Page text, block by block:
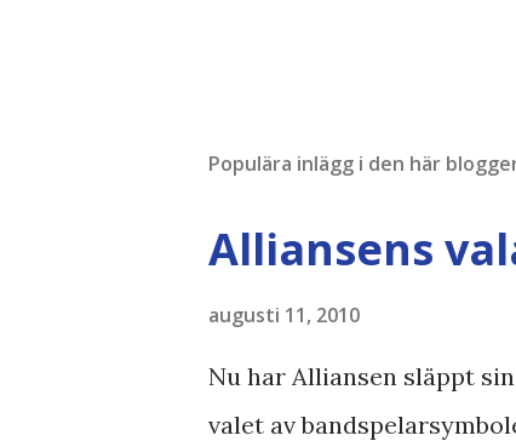
Populära inlägg i den här
Alliansens
augusti 11, 2010
Nu har Alliansen släppt
valet av